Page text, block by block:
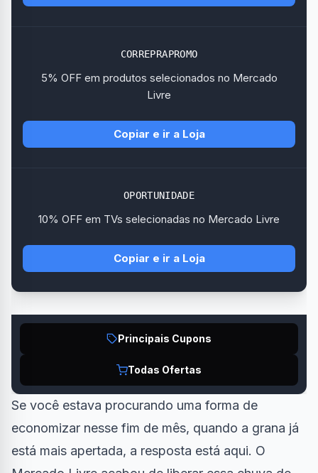
CORREPRAPROMO
5% OFF em produtos selecionados no Mercado
Livre
Copiar e ir a Loja
OPORTUNIDADE
10% OFF em TVs selecionadas no Mercado Livre
Copiar e ir a Loja
Principais Cupons
Todas Ofertas
Se você estava procurando uma forma de
economizar nesse fim de mês, quando a grana já
está mais apertada, a resposta está aqui. O